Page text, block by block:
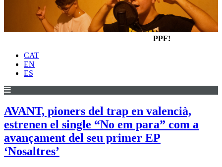
PPF!
CAT
EN
ES
AVANT, pioners del trap en valencià,
estrenen el single “No em para” com a
avançament del seu primer EP
‘Nosaltres’